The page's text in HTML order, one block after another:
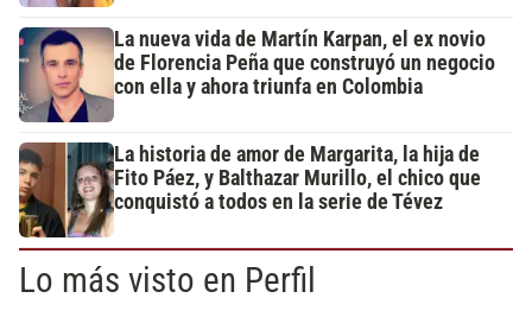
La nueva vida de Martín Karpan, el ex novio
de Florencia Peña que construyó un negocio
con ella y ahora triunfa en Colombia
La historia de amor de Margarita, la hija de
Fito Páez, y Balthazar Murillo, el chico que
conquistó a todos en la serie de Tévez
Lo más visto en Perfil